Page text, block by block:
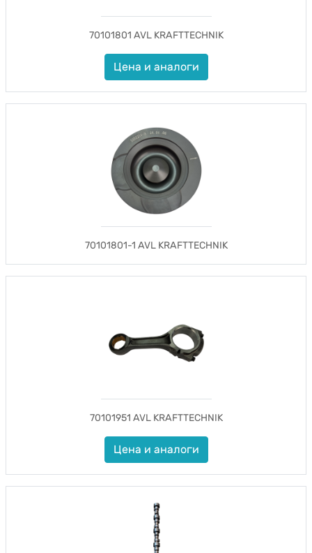
70101801 AVL KRAFTTECHNIK
Цена и аналоги
70101801-1 AVL KRAFTTECHNIK
70101951 AVL KRAFTTECHNIK
Цена и аналоги